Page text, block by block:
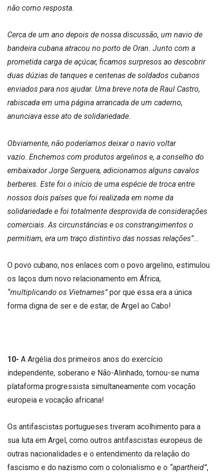
não como resposta.
Cerca de um ano depois de nossa discussão, um navio de
bandeira cubana atracou no porto de Oran. Junto com a
prometida carga de açúcar, ficamos surpresos ao descobrir
duas dúzias de tanques e centenas de soldados cubanos
enviados para nos ajudar. Uma breve nota de Raul Castro,
rabiscada em uma página arrancada de um caderno,
anunciava esse ato de solidariedade.
Obviamente, não poderíamos deixar o navio voltar
vazio. Enchemos com produtos argelinos e, a conselho do
embaixador Jorge Serguera, adicionamos alguns cavalos
berberes. Este foi o início de uma espécie de troca entre
nossos dois países que foi realizada em nome da
solidariedade e foi totalmente desprovida de considerações
comerciais. As circunstâncias e os constrangimentos o
permitiam, era um traço distintivo das nossas relações”…
O povo cubano, nos enlaces com o povo argelino, estimulou
os laços dum novo relacionamento em África,
“multiplicando os Vietnames” por que essa era a única
forma digna de ser e de estar, de Argel ao Cabo!
10- A Argélia dos primeiros anos do exercício
independente, soberano e Não-Alinhado, tornou-se numa
plataforma progressista simultaneamente com vocação
europeia e vocação africana!
Os antifascistas portugueses tiveram acolhimento para a
sua luta em Argel, como outros antifascistas europeus de
outras nacionalidades e o entendimento da relação do
fascismo e do nazismo com o colonialismo e o “apartheid”,